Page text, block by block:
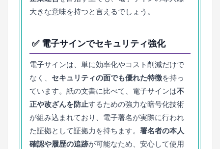
大きな意味を持つと言えるでしょう。
✅ 電子サインでセキュリティ強化
電子サインは、単に効率化やコスト削減だけで
なく、 セキュリティの面でも優れた特徴を持っ
ています。紙の文書に比べて、電子サインは不
正や改ざんを防止するための強力な暗号化技術
が組み込まれており、電子署名が実際に行われ
た証拠として証拠力を持ちます。 署名者の本人
確認や履歴の追跡が可能なため、安心して使用